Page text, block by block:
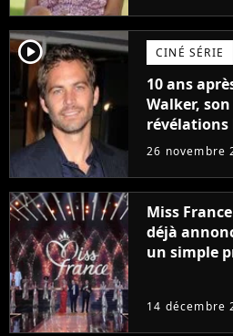
player2 CINÉ SÉRIE
10 ans
Walker,
révélations
réaction
26 novembre
Miss
déjà
un simple
14 décembre